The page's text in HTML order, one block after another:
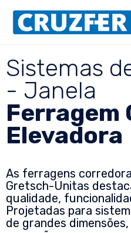
Sistemas
- Janela
Ferragem
Elevadora
As ferragens
Gretsch-Unitas
qualidade,
Projetadas para
de grandes